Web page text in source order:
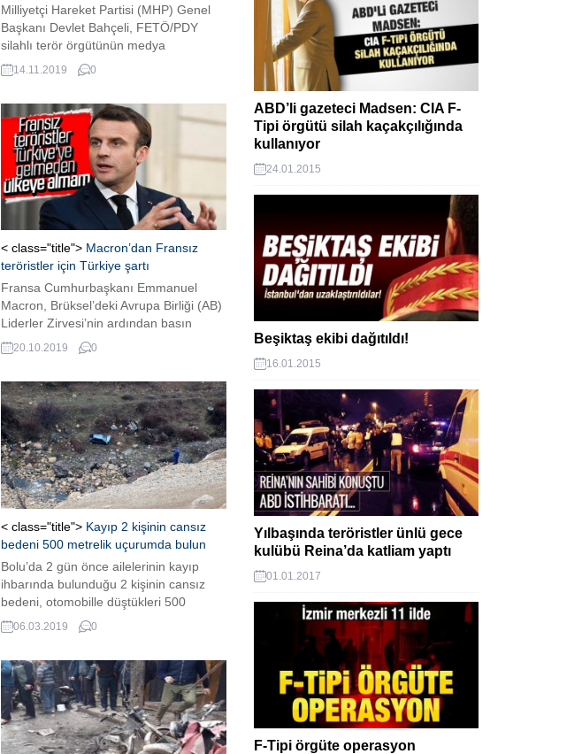
Milliyetçi Hareket Partisi (MHP) Genel
Başkanı Devlet Bahçeli, FETÖ/PDY
silahlı terör örgütünün medya
yapılanmasına ilişkin davayla ilgili yazılı
açıklama yaptı. Bahçeli açıklamasında,
sistematik şekilde devlet ve toplum
hayatının hücrelerine kadar nüfuz
ettiğini, Türk ve İslam düşmanlığının
hem maşası hem de ihanet markası
haline geldiğini...
14.11.2019 0
< class="title"> Macron’dan Fransız
teröristler için Türkiye şartı
Fransa Cumhurbaşkanı Emmanuel
Macron, Brüksel’deki Avrupa Birliği (AB)
Liderler Zirvesi’nin ardından basın
toplantısı düzenledi. “Yabancı teröristler
Irak’ta saldırı düzenlediyse orada
gelmek istiyorsa Türkiye’ye gidecekler
ve Türkiye’den Fransa’ya gelecekler.
Başka yollarla Fransa’ya gelemezler.”
ifadelerini kullanan Macron, bu durumda
Türkiye’nin senelerdir yaptığı gibi
kendilerine bildirmesi gerektiğini belirtti.
Macron,...
20.10.2019 0
< class="title"> Kayıp 2 kişinin cansız
bedeni 500 metrelik uçurumda bulun
Bolu’da 2 gün önce ailelerinin kayıp
ihbarında bulunduğu 2 kişinin cansız
bedeni, otomobille düştükleri 500
metrelik uçurumda bulundu.
06.03.2019 0
ABD’li gazeteci Madsen: CIA F-
Tipi örgütü silah kaçakçılığında
kullanıyor
24.01.2015
Beşiktaş ekibi dağıtıldı!
16.01.2015
Yılbaşında teröristler ünlü gece
kulübü Reina’da katliam yaptı
01.01.2017
F-Tipi örgüte operasyon